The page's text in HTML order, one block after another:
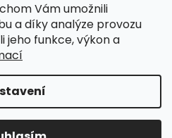
Vám umožnili
a díky analýze provozu
jeho funkce, výkon a
print
centrála. Všechna práva